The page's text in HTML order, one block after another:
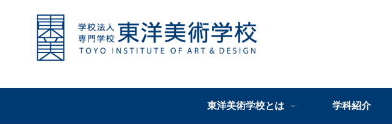
東洋美術学校とは 学科紹介